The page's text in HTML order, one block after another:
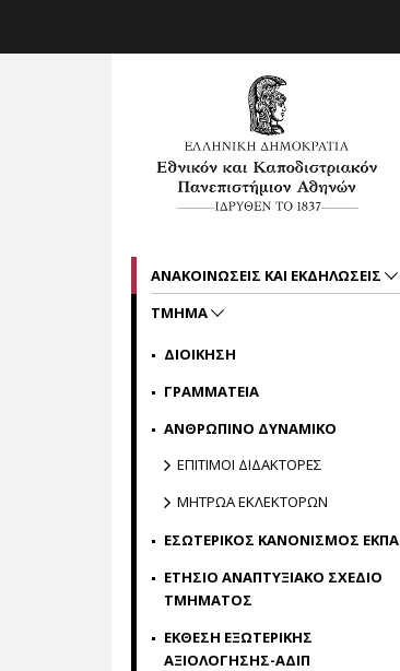
ΑΝΑΚΟΙΝΩΣΕΙΣ ΚΑΙ ΕΚΔΗΛΩΣΕΙΣ
ΤΜΗΜΑ
ΔΙΟΙΚΗΣΗ
ΓΡΑΜΜΑΤΕΙΑ
ΑΝΘΡΩΠΙΝΟ ΔΥΝΑΜΙΚΟ
ΕΠΙΤΙΜΟΙ ΔΙΔΑΚΤΟΡΕΣ
ΜΗΤΡΩΑ ΕΚΛΕΚΤΟΡΩΝ
ΕΣΩΤΕΡΙΚΟΣ ΚΑΝΟΝΙΣΜΟΣ ΕΚΠΑ
ΕΤΗΣΙΟ ΑΝΑΠΤΥΞΙΑΚΟ ΣΧΕΔΙΟ
ΤΜΗΜΑΤΟΣ
ΕΚΘΕΣΗ ΕΞΩΤΕΡΙΚΗΣ
ΑΞΙΟΛΟΓΗΣΗΣ-ΑΔΙΠ